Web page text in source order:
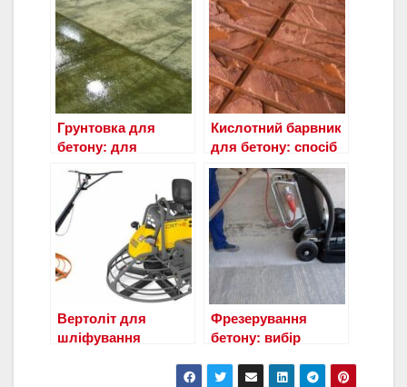
Грунтовка для
бетону: для
внутрішніх робіт
Кислотний барвник
для бетону: спосіб
застосування
Вертоліт для
шліфування
Фрезерування
бетону: вибір
технологія